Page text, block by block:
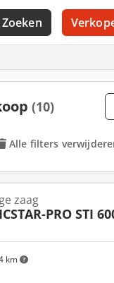
Zoeken
(10)
Alle filters
km
zaag
PRO STI